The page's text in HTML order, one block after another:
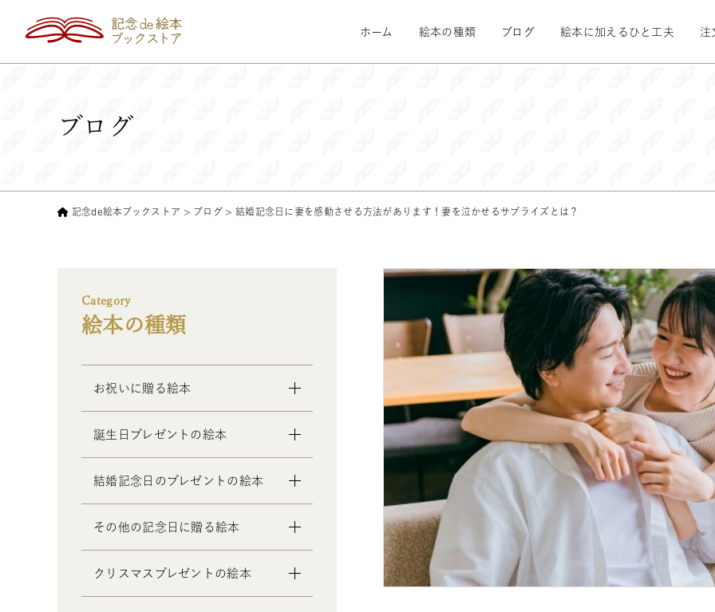
ホーム 絵本の種類 ブログ 絵本に加えるひと工夫 注
ブログ
記念de絵本ブックストア > ブログ > 結婚記念日に妻を感動させる方法があります！妻を泣かせるサプライズとは？
Category
絵本の種類
お祝いに贈る絵本
- 成人祝いの絵本
- 初節句のお祝いの絵本
- 入園・入学／卒園・卒業祝いの絵
本
- 還暦祝いの絵本
誕生日プレゼントの絵本
- 2歳～6歳の幼児への誕生日プレゼ
- 小学生の子供への誕生日プレゼン
トの絵本
- 中学生、高校生、大学生への誕生
日プレゼントの絵本
結婚記念日のプレゼントの絵本
- 夫への結婚記念日の絵本
- 友人、知人への結婚記念日の絵本
その他の記念日に贈る絵本
- 生まれて一万日記念日の絵本
クリスマスプレゼントの絵本